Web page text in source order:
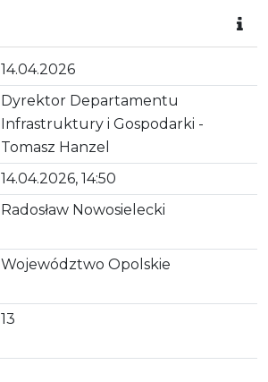
14.04.2026
Dyrektor Departamentu
Infrastruktury i Gospodarki -
Tomasz Hanzel
14.04.2026, 14:50
Radosław Nowosielecki
Województwo Opolskie
13